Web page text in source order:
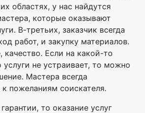
областях, у нас найдутся
которые оказывают
В-третьих, заказчик всегда
работ, и закупку материалов.
качество. Если на какой-то
услуги не устраивает, то можно
Мастера всегда
пожеланиям соискателя.
то оказание услуг